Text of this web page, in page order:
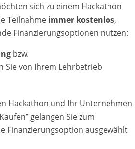
sich zu einem Hackathon
Teilnahme immer kostenlos,
Finanzierungsoptionen nutzen:
bzw.
Sie von Ihrem Lehrbetrieb
Hackathon und Ihr Unternehmen
gelangen Sie zum
Finanzierungsoption ausgewählt